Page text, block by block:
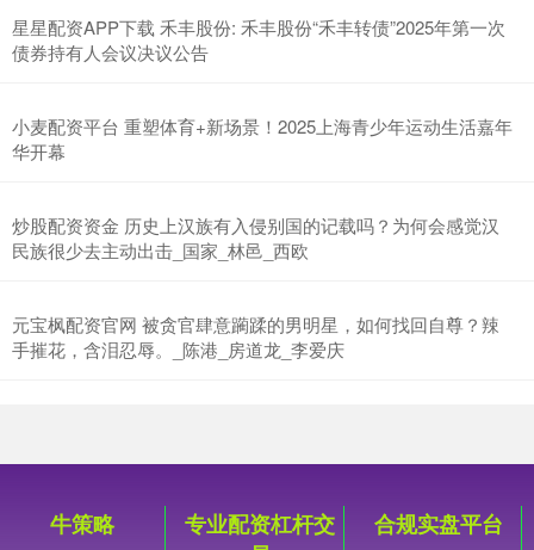
星星配资APP下载 禾丰股份: 禾丰股份“禾丰转债”2025年第一次
债券持有人会议决议公告
小麦配资平台 重塑体育+新场景！2025上海青少年运动生活嘉年
华开幕
炒股配资资金 历史上汉族有入侵别国的记载吗？为何会感觉汉
民族很少去主动出击_国家_林邑_西欧
元宝枫配资官网 被贪官肆意躏蹂的男明星，如何找回自尊？辣
手摧花，含泪忍辱。_陈港_房道龙_李爱庆
牛策略
专业配资杠杆交
合规实盘平台